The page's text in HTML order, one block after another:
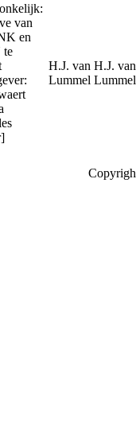
van
en
te
H.J. van
Lummel
H.J. van
Lummel